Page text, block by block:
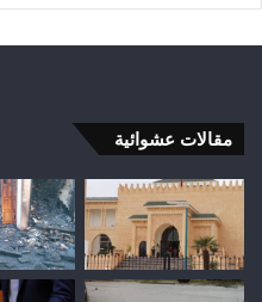
مقالات عشوائية